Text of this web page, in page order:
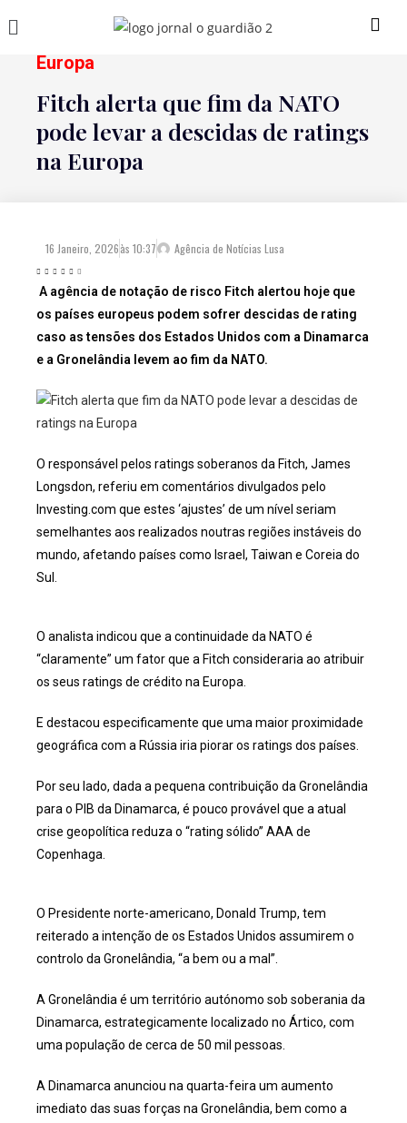
Europa
Fitch alerta que fim da NATO
pode levar a descidas de ratings
na Europa
16 Janeiro, 2026às 10:37 Agência de Notícias Lusa
A agência de notação de risco Fitch alertou hoje que
os países europeus podem sofrer descidas de rating
caso as tensões dos Estados Unidos com a Dinamarca
e a Gronelândia levem ao fim da NATO.
O responsável pelos ratings soberanos da Fitch, James
Longsdon, referiu em comentários divulgados pelo
Investing.com que estes ‘ajustes’ de um nível seriam
semelhantes aos realizados noutras regiões instáveis do
mundo, afetando países como Israel, Taiwan e Coreia do
Sul.
O analista indicou que a continuidade da NATO é
“claramente” um fator que a Fitch consideraria ao atribuir
os seus ratings de crédito na Europa.
E destacou especificamente que uma maior proximidade
geográfica com a Rússia iria piorar os ratings dos países.
Por seu lado, dada a pequena contribuição da Gronelândia
para o PIB da Dinamarca, é pouco provável que a atual
crise geopolítica reduza o “rating sólido” AAA de
Copenhaga.
O Presidente norte-americano, Donald Trump, tem
reiterado a intenção de os Estados Unidos assumirem o
controlo da Gronelândia, “a bem ou a mal”.
A Gronelândia é um território autónomo sob soberania da
Dinamarca, estrategicamente localizado no Ártico, com
uma população de cerca de 50 mil pessoas.
A Dinamarca anunciou na quarta-feira um aumento
imediato das suas forças na Gronelândia, bem como a